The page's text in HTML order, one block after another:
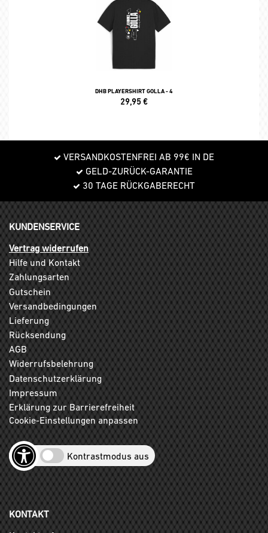
DHB PLAYERSHIRT GOLLA - 4
29,95€
VERSANDKOSTENFREI AB 99€ IN DE
GELD-ZURÜCK-GARANTIE
30 TAGE RÜCKGABERECHT
KUNDENSERVICE
Vertrag widerrufen
Hilfe und Kontakt
Zahlungsarten
Gutschein
Versandbedingungen
Lieferung
Rücksendung
AGB
Widerrufsbelehrung
Datenschutzerklärung
Impressum
Erklärung zur Barrierefreiheit
Cookie-Einstellungen anpassen
Kontrastmodus aus
KONTAKT